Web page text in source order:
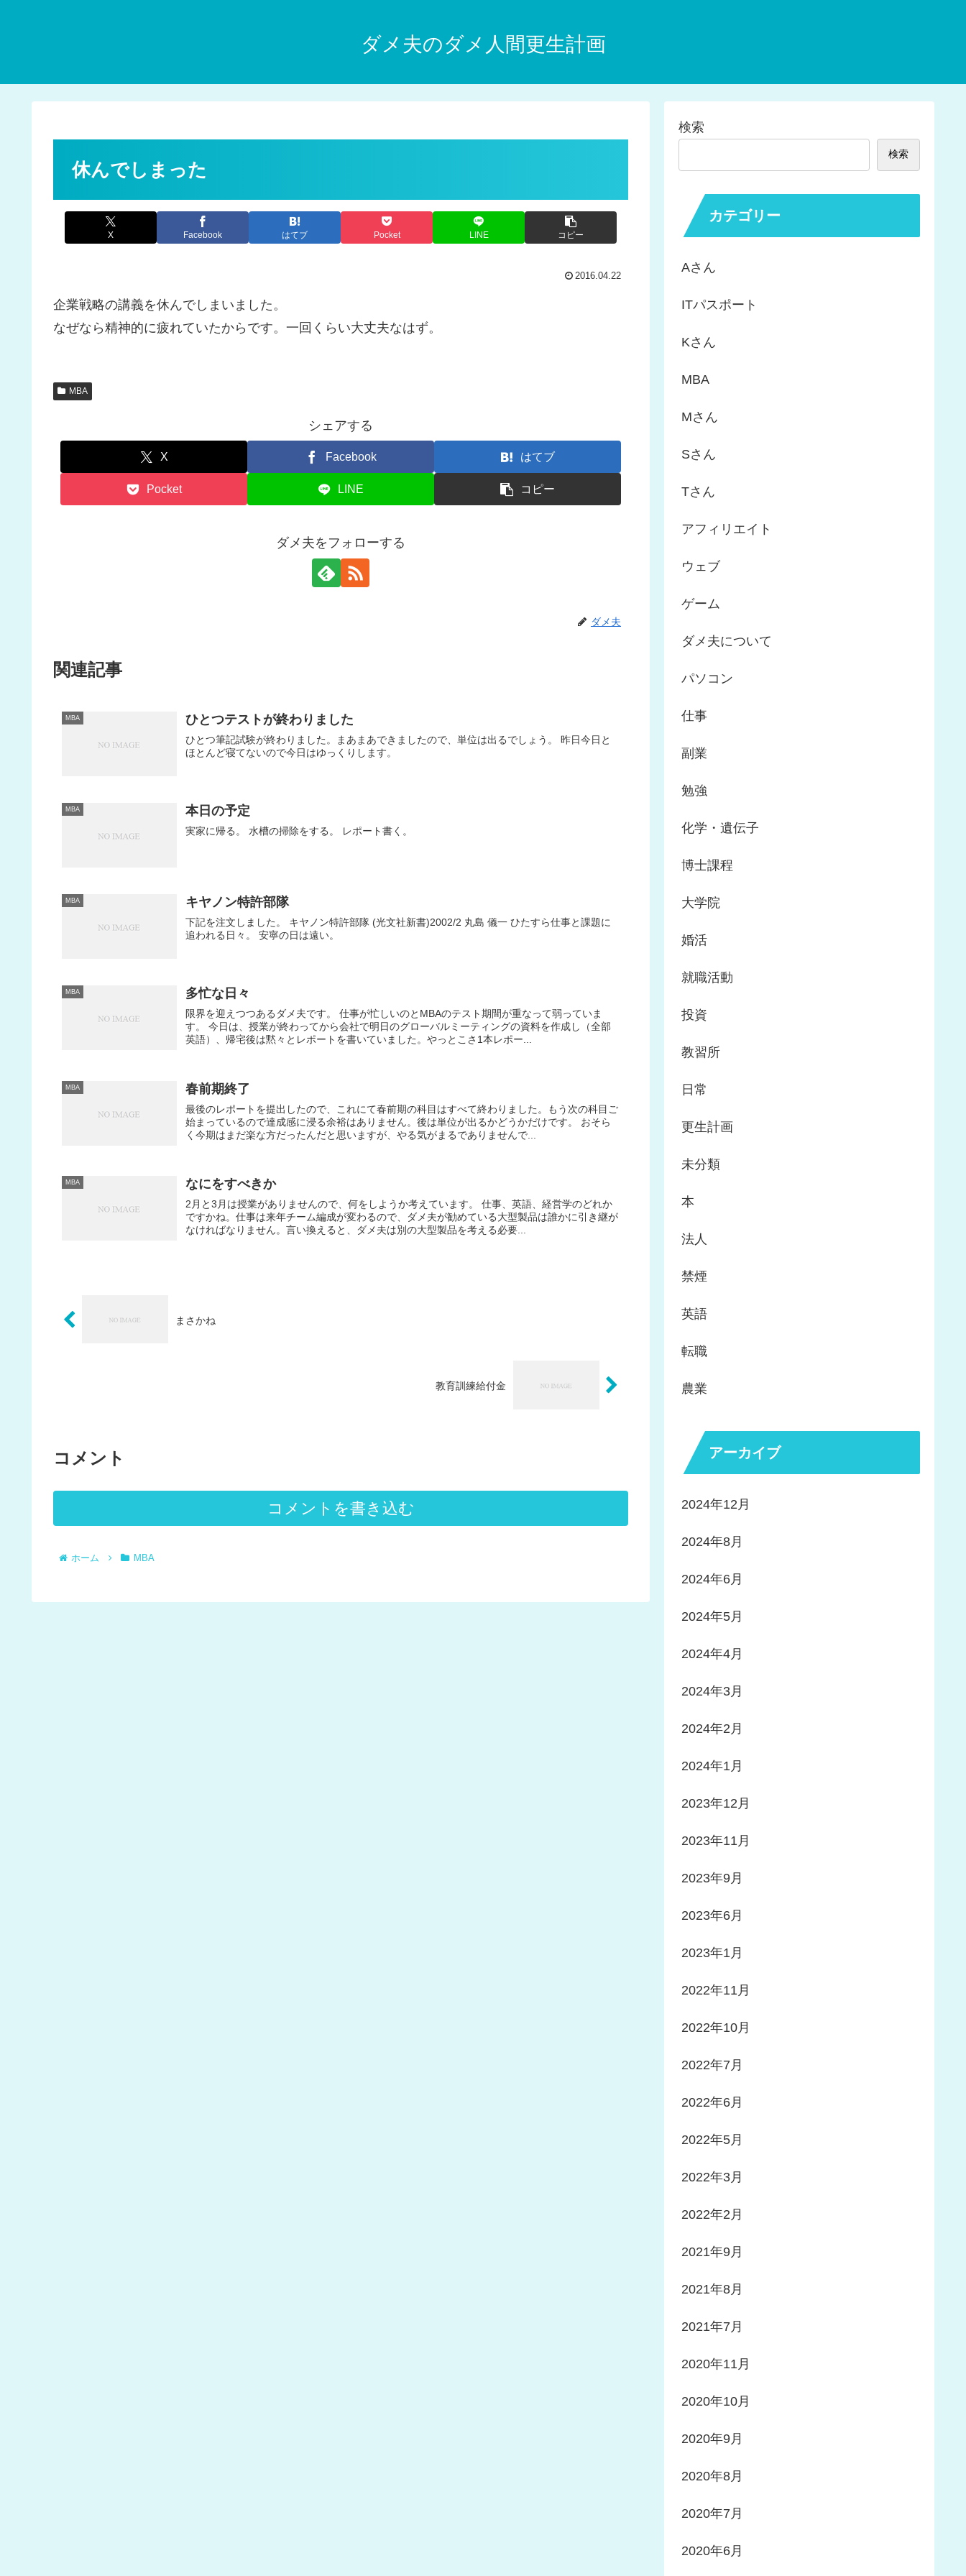
ダメ夫のダメ人間更生計画
休んでしまった
X Facebook はてブ Pocket LINE コピー
2016.04.22
企業戦略の講義を休んでしまいました。
なぜなら精神的に疲れていたからです。一回くらい大丈夫なはず。
MBA
シェアする
X Facebook はてブ
Pocket LINE コピー
ダメ夫をフォローする
ダメ夫
関連記事
MBA ひとつテストが終わりました
ひとつ筆記試験が終わりました。まあまあできましたので、単位は出るでしょう。 昨日今日と
ほとんど寝てないので今日はゆっくりします。
MBA 本日の予定
実家に帰る。 水槽の掃除をする。 レポート書く。
MBA キヤノン特許部隊
下記を注文しました。 キヤノン特許部隊 (光文社新書)2002/2 丸島 儀一 ひたすら仕事と課題に
追われる日々。 安寧の日は遠い。
MBA 多忙な日々
限界を迎えつつあるダメ夫です。 仕事が忙しいのとMBAのテスト期間が重なって弱っていま
す。 今日は、授業が終わってから会社で明日のグローバルミーティングの資料を作成し（全部
英語）、帰宅後は黙々とレポートを書いていました。やっとこさ1本レポー...
MBA 春前期終了
最後のレポートを提出したので、これにて春前期の科目はすべて終わりました。もう次の科目ご
始まっているので達成感に浸る余裕はありません。後は単位が出るかどうかだけです。 おそら
く今期はまだ楽な方だったんだと思いますが、やる気がまるでありませんで...
MBA なにをすべきか
2月と3月は授業がありませんので、何をしようか考えています。 仕事、英語、経営学のどれか
ですかね。仕事は来年チーム編成が変わるので、ダメ夫が勧めている大型製品は誰かに引き継が
なければなりません。言い換えると、ダメ夫は別の大型製品を考える必要...
まさかね
教育訓練給付金
コメント
コメントを書き込む
ホーム MBA
検索
検索
カテゴリー
Aさん
ITパスポート
Kさん
MBA
Mさん
Sさん
Tさん
アフィリエイト
ウェブ
ゲーム
ダメ夫について
パソコン
仕事
副業
勉強
化学・遺伝子
博士課程
大学院
婚活
就職活動
投資
教習所
日常
更生計画
未分類
本
法人
禁煙
英語
転職
農業
アーカイブ
2024年12月
2024年8月
2024年6月
2024年5月
2024年4月
2024年3月
2024年2月
2024年1月
2023年12月
2023年11月
2023年9月
2023年6月
2023年1月
2022年11月
2022年10月
2022年7月
2022年6月
2022年5月
2022年3月
2022年2月
2021年9月
2021年8月
2021年7月
2020年11月
2020年10月
2020年9月
2020年8月
2020年7月
2020年6月